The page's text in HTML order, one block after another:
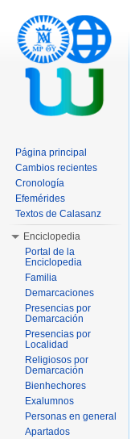
Página principal
Cambios recientes
Cronología
Efemérides
Textos de Calasanz
Enciclopedia
Portal de la
Enciclopedia
Familia
Demarcaciones
Presencias por
Demarcación
Presencias por
Localidad
Religiosos por
Demarcación
Bienhechores
Exalumnos
Personas en general
Apartados